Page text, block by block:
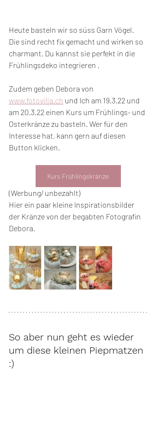
Heute basteln wir so süss Garn Vögel.
Die sind recht fix gemacht und wirken so
charmant. Du kannst sie perfekt in die
Frühlingsdeko integrieren .
Zudem geben Debora von
www.fotovilla.ch und Ich am 19.3.22 und
am 20.3.22 einen Kurs um Frühlings- und
Osterkränze zu basteln. Wer für den
Interesse hat, kann gern auf diesen
Button klicken.
Kurs Frühlingskränze
(Werbung/ unbezahlt)
Hier ein paar kleine Inspirationsbilder
der Kränze von der begabten Fotografin
Debora.
So aber nun geht es wieder
um diese kleinen Piepmatzen
:)